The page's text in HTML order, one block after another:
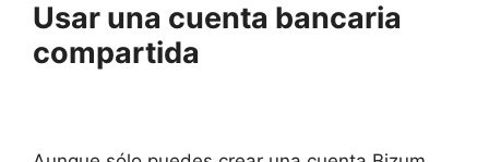
Usar una cuenta bancaria
compartida